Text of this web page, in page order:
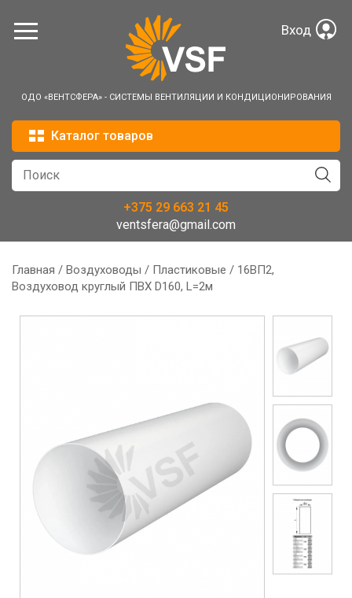
ОДО «ВЕНТСФЕРА» - СИСТЕМЫ ВЕНТИЛЯЦИИ И КОНДИЦИОНИРОВАНИЯ
Каталог товаров
Вход
+375 29 663 21 45
ventsfera@gmail.com
Вы здесь
Главная / Воздуховоды / Пластиковые / 16ВП2,
Воздуховод круглый ПВХ D160, L=2м